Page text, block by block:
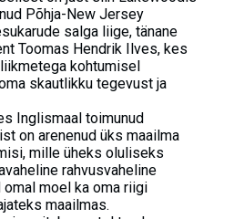
Põhja-New Jersey
salga liige, tänane
Toomas Hendrik Ilves, kes
kohtumisel
skautlikku tegevust ja
Inglismaal toimunud
on arenenud üks maailma
mille üheks oluliseks
rahvusvaheline
moel ka oma riigi
maailmas.